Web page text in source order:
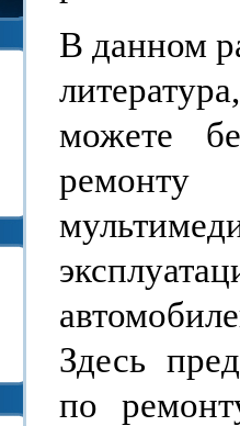
В данном
можете
ремонту
Здесь
по